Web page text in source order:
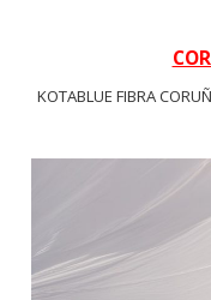
KOTABLUE FIBRA